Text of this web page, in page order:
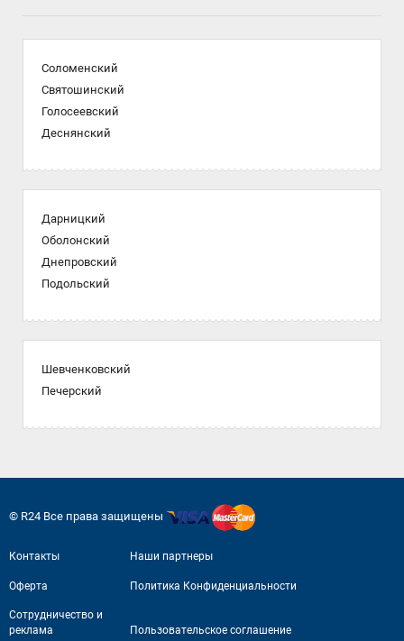
Соломенский
Святошинский
Голосеевский
Деснянский
Дарницкий
Оболонский
Днепровский
Подольский
Шевченковский
Печерский
© R24 Все права защищены
Контакты Наши партнеры
Оферта Политика Конфиденциальности
Сотрудничество и
реклама
Пользовательское соглашение